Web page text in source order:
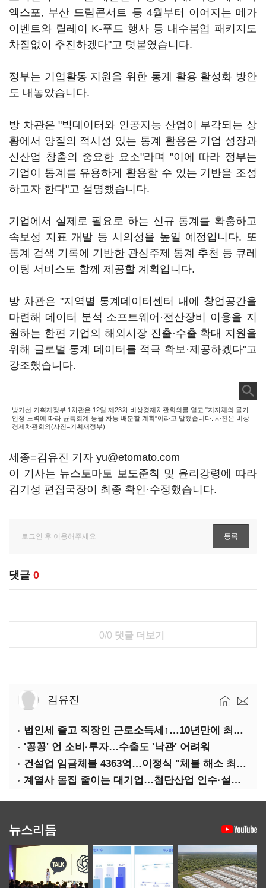
엑스포, 부산 드림콘서트 등 4월부터 이어지는 메가
이벤트와 릴레이 K-푸드 행사 등 내수붐업 패키지도
차질없이 추진하겠다"고 덧붙였습니다.
정부는 기업활동 지원을 위한 통계 활용 활성화 방안
도 내놓았습니다.
방 차관은 "빅데이터와 인공지능 산업이 부각되는 상
황에서 양질의 적시성 있는 통계 활용은 기업 성장과
신산업 창출의 중요한 요소"라며 "이에 따라 정부는
기업이 통계를 유용하게 활용할 수 있는 기반을 조성
하고자 한다"고 설명했습니다.
기업에서 실제로 필요로 하는 신규 통계를 확충하고
속보성 지표 개발 등 시의성을 높일 예정입니다. 또
통계 검색 기록에 기반한 관심주제 통계 추천 등 큐레
이팅 서비스도 함께 제공할 계획입니다.
방 차관은 "지역별 통계데이터센터 내에 창업공간을
마련해 데이터 분석 소프트웨어·전산장비 이용을 지
원하는 한편 기업의 해외시장 진출·수출 확대 지원을
위해 글로벌 통계 데이터를 적극 확보·제공하겠다"고
강조했습니다.
방기선 기획재정부 1차관은 12일 제23차 비상경제차관회의를 열고 "지자체의 물가
안정 노력에 따라 균특회계 등을 차등 배분할 계획"이라고 말했습니다. 사진은 비상
경제차관회의(사진=기획재정부)
세종=김유진 기자 yu@etomato.com
이 기사는 뉴스토마토 보도준칙 및 윤리강령에 따라
김기성 편집국장이 최종 확인·수정했습니다.
댓글 0
0/0 댓글 더보기
김유진
법인세 줄고 직장인 근로소득세↑…10년만에 최대치
'꽁꽁' 언 소비·투자…수출도 '낙관' 어려워
건설업 임금체불 4363억…이정식 "체불 해소 최우선"
계열사 몸집 줄이는 대기업…첨단산업 인수·설립에 '분주'
뉴스리듬